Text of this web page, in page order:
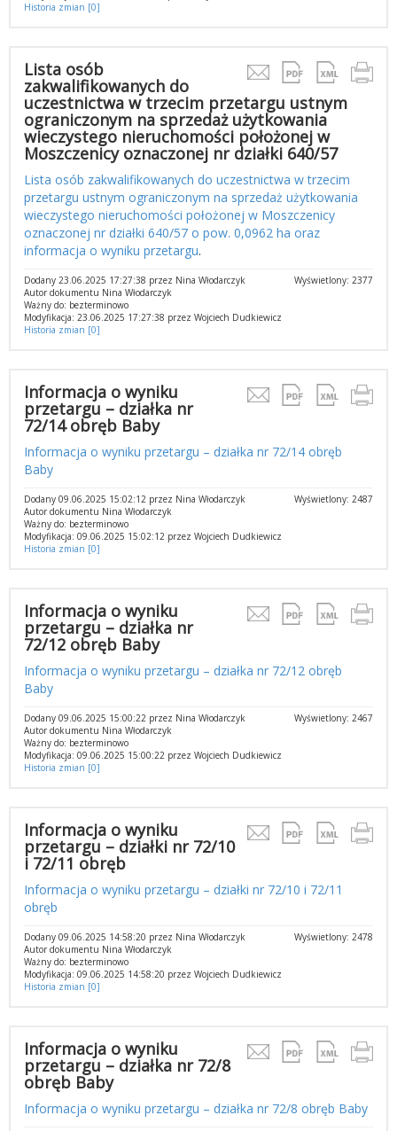
Historia zmian [0]
Lista osób
zakwalifikowanych do
uczestnictwa w trzecim przetargu ustnym
ograniczonym na sprzedaż użytkowania
wieczystego nieruchomości położonej w
Moszczenicy oznaczonej nr działki 640/57
Lista osób zakwalifikowanych do uczestnictwa w trzecim
przetargu ustnym ograniczonym na sprzedaż użytkowania
wieczystego nieruchomości położonej w Moszczenicy
oznaczonej nr działki 640/57 o pow. 0,0962 ha oraz
informacja o wyniku przetargu.
Wyświetlony: 2377
Dodany 23.06.2025 17:27:38 przez Nina Włodarczyk
Autor dokumentu Nina Włodarczyk
Ważny do: bezterminowo
Modyfikacja: 23.06.2025 17:27:38 przez Wojciech Dudkiewicz
Historia zmian [0]
Informacja o wyniku
przetargu – działka nr
72/14 obręb Baby
Informacja o wyniku przetargu – działka nr 72/14 obręb
Baby
Wyświetlony: 2487
Dodany 09.06.2025 15:02:12 przez Nina Włodarczyk
Autor dokumentu Nina Włodarczyk
Ważny do: bezterminowo
Modyfikacja: 09.06.2025 15:02:12 przez Wojciech Dudkiewicz
Historia zmian [0]
Informacja o wyniku
przetargu – działka nr
72/12 obręb Baby
Informacja o wyniku przetargu – działka nr 72/12 obręb
Baby
Wyświetlony: 2467
Dodany 09.06.2025 15:00:22 przez Nina Włodarczyk
Autor dokumentu Nina Włodarczyk
Ważny do: bezterminowo
Modyfikacja: 09.06.2025 15:00:22 przez Wojciech Dudkiewicz
Historia zmian [0]
Informacja o wyniku
przetargu – działki nr 72/10
i 72/11 obręb
Informacja o wyniku przetargu – działki nr 72/10 i 72/11
obręb
Wyświetlony: 2478
Dodany 09.06.2025 14:58:20 przez Nina Włodarczyk
Autor dokumentu Nina Włodarczyk
Ważny do: bezterminowo
Modyfikacja: 09.06.2025 14:58:20 przez Wojciech Dudkiewicz
Historia zmian [0]
Informacja o wyniku
przetargu – działka nr 72/8
obręb Baby
Informacja o wyniku przetargu – działka nr 72/8 obręb Baby